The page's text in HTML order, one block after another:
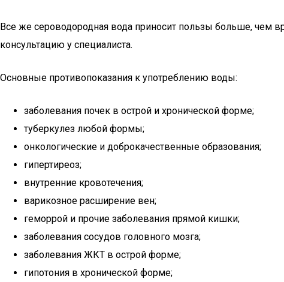
Все же сероводородная вода приносит пользы больше, чем
консультацию у специалиста.
Основные противопоказания к употреблению воды:
заболевания почек в острой и хронической форме;
туберкулез любой формы;
онкологические и доброкачественные образования;
гипертиреоз;
внутренние кровотечения;
варикозное расширение вен;
геморрой и прочие заболевания прямой кишки;
заболевания сосудов головного мозга;
заболевания ЖКТ в острой форме;
гипотония в хронической форме;